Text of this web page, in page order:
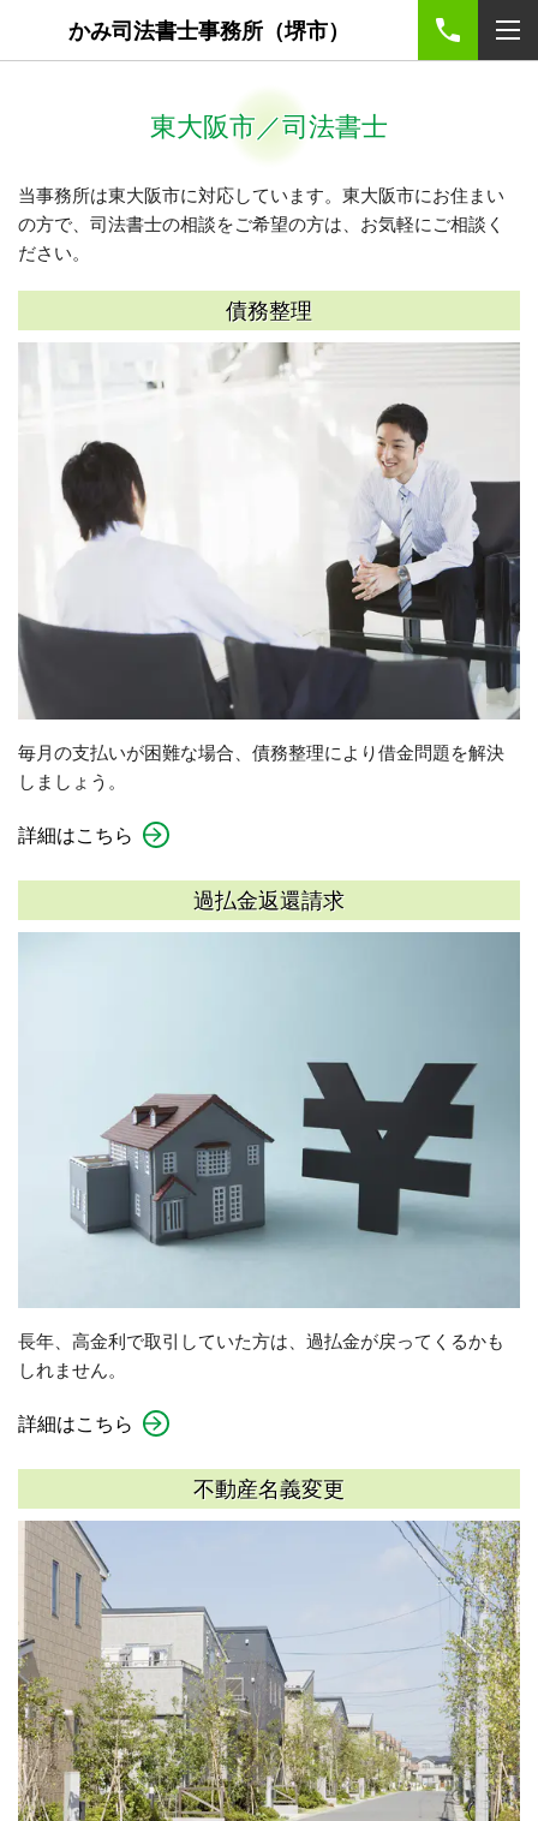
かみ司法書士事務所（堺市）
東大阪市／司法書士
当事務所は東大阪市に対応しています。東大阪市にお住まい
の方で、司法書士の相談をご希望の方は、お気軽にご相談く
ださい。
債務整理
毎月の支払いが困難な場合、債務整理により借金問題を解決
しましょう。
詳細はこちら
過払金返還請求
長年、高金利で取引していた方は、過払金が戻ってくるかも
しれません。
詳細はこちら
不動産名義変更